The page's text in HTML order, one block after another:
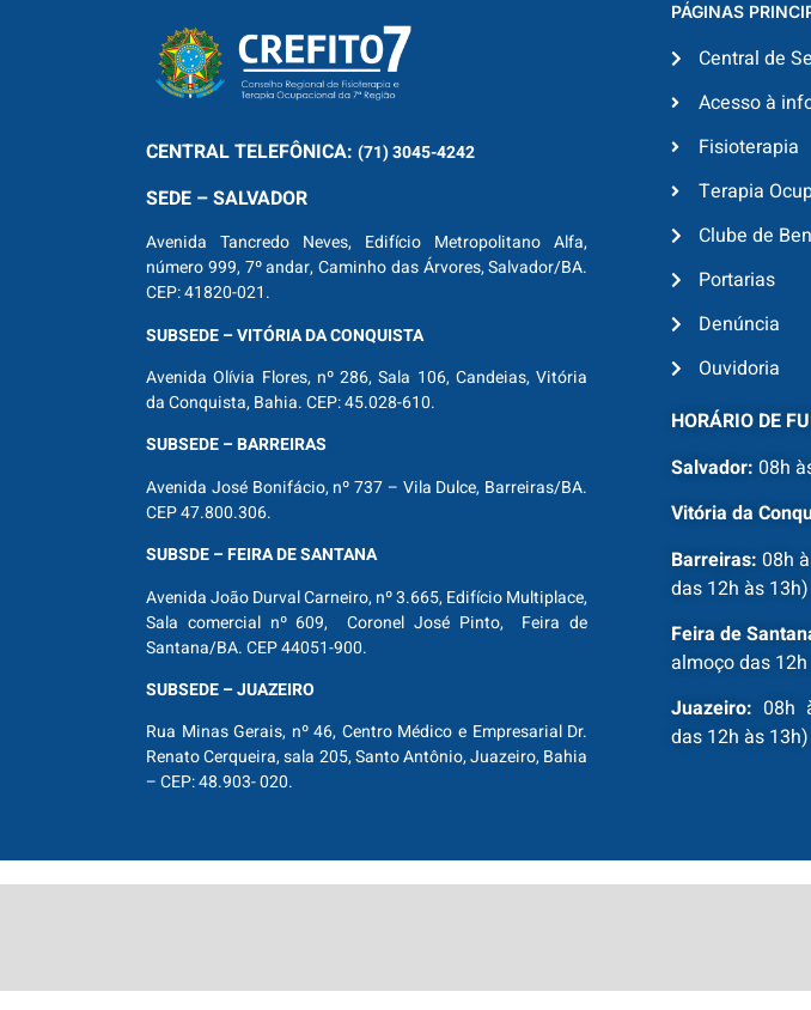
CENTRALTELEFÔNICA: (71) 3045-4242
SEDE – SALVADOR
Avenida Tancredo Neves, Edifício Metropolitano Alfa,
número 999, 7º andar, Caminho das Árvores, Salvador/BA.
CEP: 41820-021.
SUBSEDE – VITÓRIA DA CONQUISTA
Avenida Olívia Flores, nº 286, Sala 106, Candeias, Vitória
da Conquista, Bahia. CEP: 45.028-610.
SUBSEDE – BARREIRAS
Avenida José Bonifácio, nº 737 – Vila Dulce, Barreiras/BA.
CEP 47.800.306.
SUBSDE – FEIRA DE SANTANA
Avenida João Durval Carneiro, nº 3.665, Edifício Multiplace,
Sala comercial nº 609, Coronel José Pinto, Feira de
Santana/BA. CEP 44051-900.
SUBSEDE – JUAZEIRO
Rua Minas Gerais, nº 46, Centro Médico e Empresarial Dr.
Renato Cerqueira, sala 205, Santo Antônio, Juazeiro, Bahia
– CEP: 48.903- 020.
PÁGINAS
Central de
Acesso à
Fisioterapia
Terapia
Clube de
Portarias
Denúncia
Ouvidoria
HORÁRIO DE
Salvador: 08h
Vitória da
Barreiras: 08h
das 12h às 13h)
Feira de
almoço das
Juazeiro: 08h
das 12h às 13h)